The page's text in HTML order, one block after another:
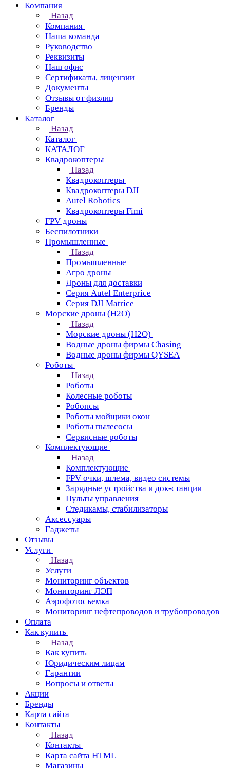
Компания
Назад
Компания
Наша команда
Руководство
Реквизиты
Наш офис
Сертификаты, лицензии
Документы
Отзывы от физлиц
Бренды
Каталог
Назад
Каталог
КАТАЛОГ
Квадрокоптеры
Назад
Квадрокоптеры
Квадрокоптеры DJI
Autel Robotics
Квадрокоптеры Fimi
FPV дроны
Беспилотники
Промышленные
Назад
Промышленные
Агро дроны
Дроны для доставки
Серия Autel Enterprice
Серия DJI Matrice
Морские дроны (H2O)
Назад
Морские дроны (H2O)
Водные дроны фирмы Chasing
Водные дроны фирмы QYSEA
Роботы
Назад
Роботы
Колесные роботы
Робопсы
Роботы мойщики окон
Роботы пылесосы
Сервисные роботы
Комплектующие
Назад
Комплектующие
FPV очки, шлема, видео системы
Зарядные устройства и док-станции
Пульты управления
Стедикамы, стабилизаторы
Аксессуары
Гаджеты
Отзывы
Услуги
Назад
Услуги
Мониторинг объектов
Мониторинг ЛЭП
Аэрофотосъемка
Мониторинг нефтепроводов и трубопроводов
Оплата
Как купить
Назад
Как купить
Юридическим лицам
Гарантии
Вопросы и ответы
Акции
Бренды
Карта сайта
Контакты
Назад
Контакты
Карта сайта HTML
Магазины